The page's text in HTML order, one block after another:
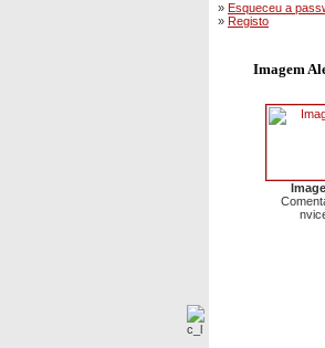
» Esqueceu a
» Registo
Imagem